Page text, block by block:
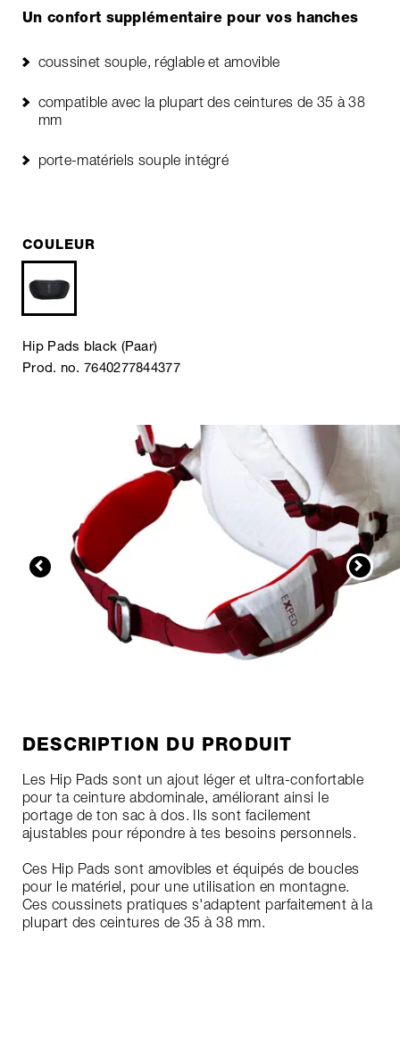
Un confort supplémentaire pour vos hanches
coussinet souple, réglable et amovible
compatible avec la plupart des ceintures de 35 à 38
mm
porte-matériels souple intégré
COULEUR
Hip Pads black (Paar)
Prod. no. 7640277844377
DESCRIPTION DU PRODUIT
Les Hip Pads sont un ajout léger et ultra-confortable
pour ta ceinture abdominale, améliorant ainsi le
portage de ton sac à dos. Ils sont facilement
ajustables pour répondre à tes besoins personnels.
Ces Hip Pads sont amovibles et équipés de boucles
pour le matériel, pour une utilisation en montagne.
Ces coussinets pratiques s'adaptent parfaitement à la
plupart des ceintures de 35 à 38 mm.